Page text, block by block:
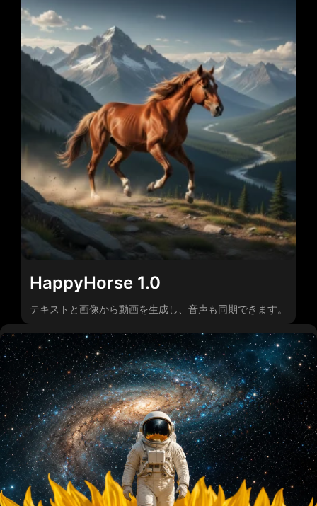
HappyHorse 1.0
テキストと画像から動画を生成し、音声も同期できます。